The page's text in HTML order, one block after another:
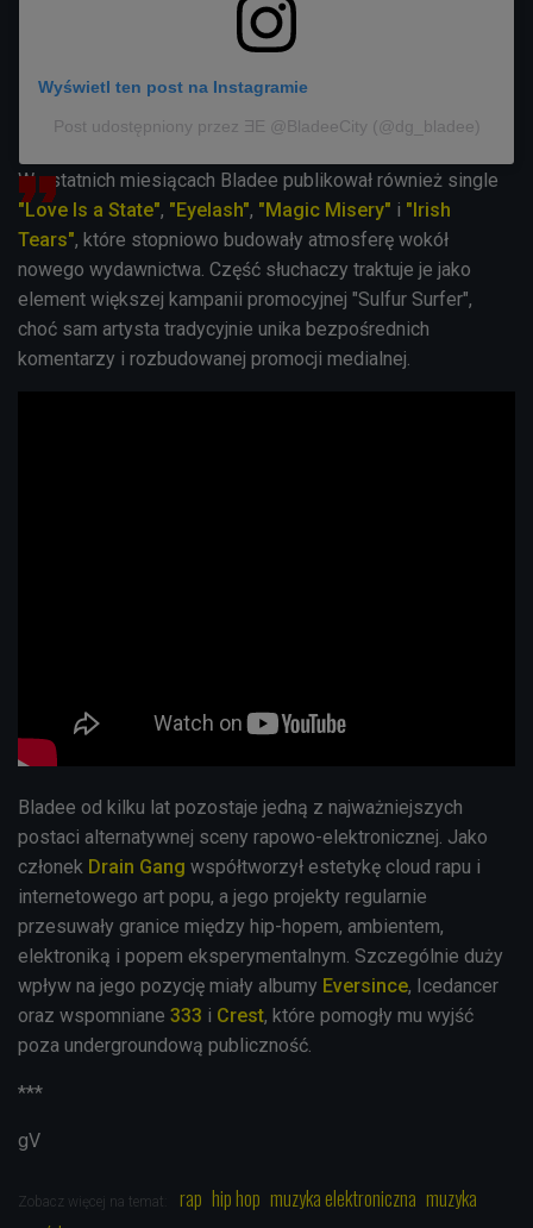
Wyświetl ten post na Instagramie
Post udostępniony przez ƎE @BladeeCity (@dg_bladee)
W ostatnich miesiącach Bladee publikował również single
"Love Is a State", "Eyelash", "Magic Misery" i "Irish
Tears", które stopniowo budowały atmosferę wokół
nowego wydawnictwa. Część słuchaczy traktuje je jako
element większej kampanii promocyjnej "Sulfur Surfer",
choć sam artysta tradycyjnie unika bezpośrednich
komentarzy i rozbudowanej promocji medialnej.
Bladee od kilku lat pozostaje jedną z najważniejszych
postaci alternatywnej sceny rapowo-elektronicznej. Jako
członek Drain Gang współtworzył estetykę cloud rapu i
internetowego art popu, a jego projekty regularnie
przesuwały granice między hip-hopem, ambientem,
elektroniką i popem eksperymentalnym. Szczególnie duży
wpływ na jego pozycję miały albumy Eversince, Icedancer
oraz wspomniane 333 i Crest, które pomogły mu wyjść
poza undergroundową publiczność.
***
gV
Zobacz więcej na temat: rap hip hop muzyka elektroniczna muzyka